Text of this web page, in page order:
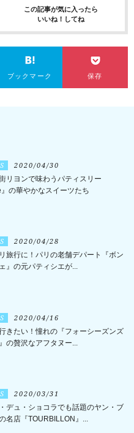
この記事が気に入ったら
いいね！してね
ブックマーク 保存
2020/04/30
リヨンで味わうパティスリー
』の華やかなスイーツたち
2020/04/28
旅行に！パリの老舗デパート『ボン
』の元パティシエが...
2020/04/16
きたい！憧れの『フォーシーズンズ
の贅沢なアフタヌー...
2020/03/31
デュ・ショコラでも話題のヤン・ブ
名店『TOURBILLON』...